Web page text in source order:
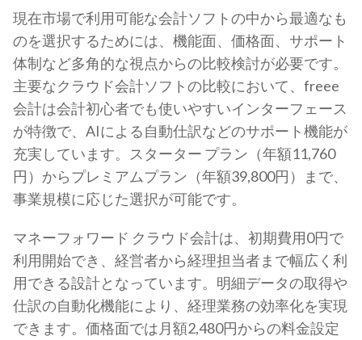
現在市場で利用可能な会計ソフトの中から最適なも
のを選択するためには、機能面、価格面、サポート
体制など多角的な視点からの比較検討が必要です。
主要なクラウド会計ソフトの比較において、freee
会計は会計初心者でも使いやすいインターフェース
が特徴で、AIによる自動仕訳などのサポート機能が
充実しています。スターター プラン（年額11,760
円）からプレミアムプラン（年額39,800円）まで、
事業規模に応じた選択が可能です。
マネーフォワード クラウド会計は、初期費用0円で
利用開始でき、経営者から経理担当者まで幅広く利
用できる設計となっています。明細データの取得や
仕訳の自動化機能により、経理業務の効率化を実現
できます。価格面では月額2,480円からの料金設定